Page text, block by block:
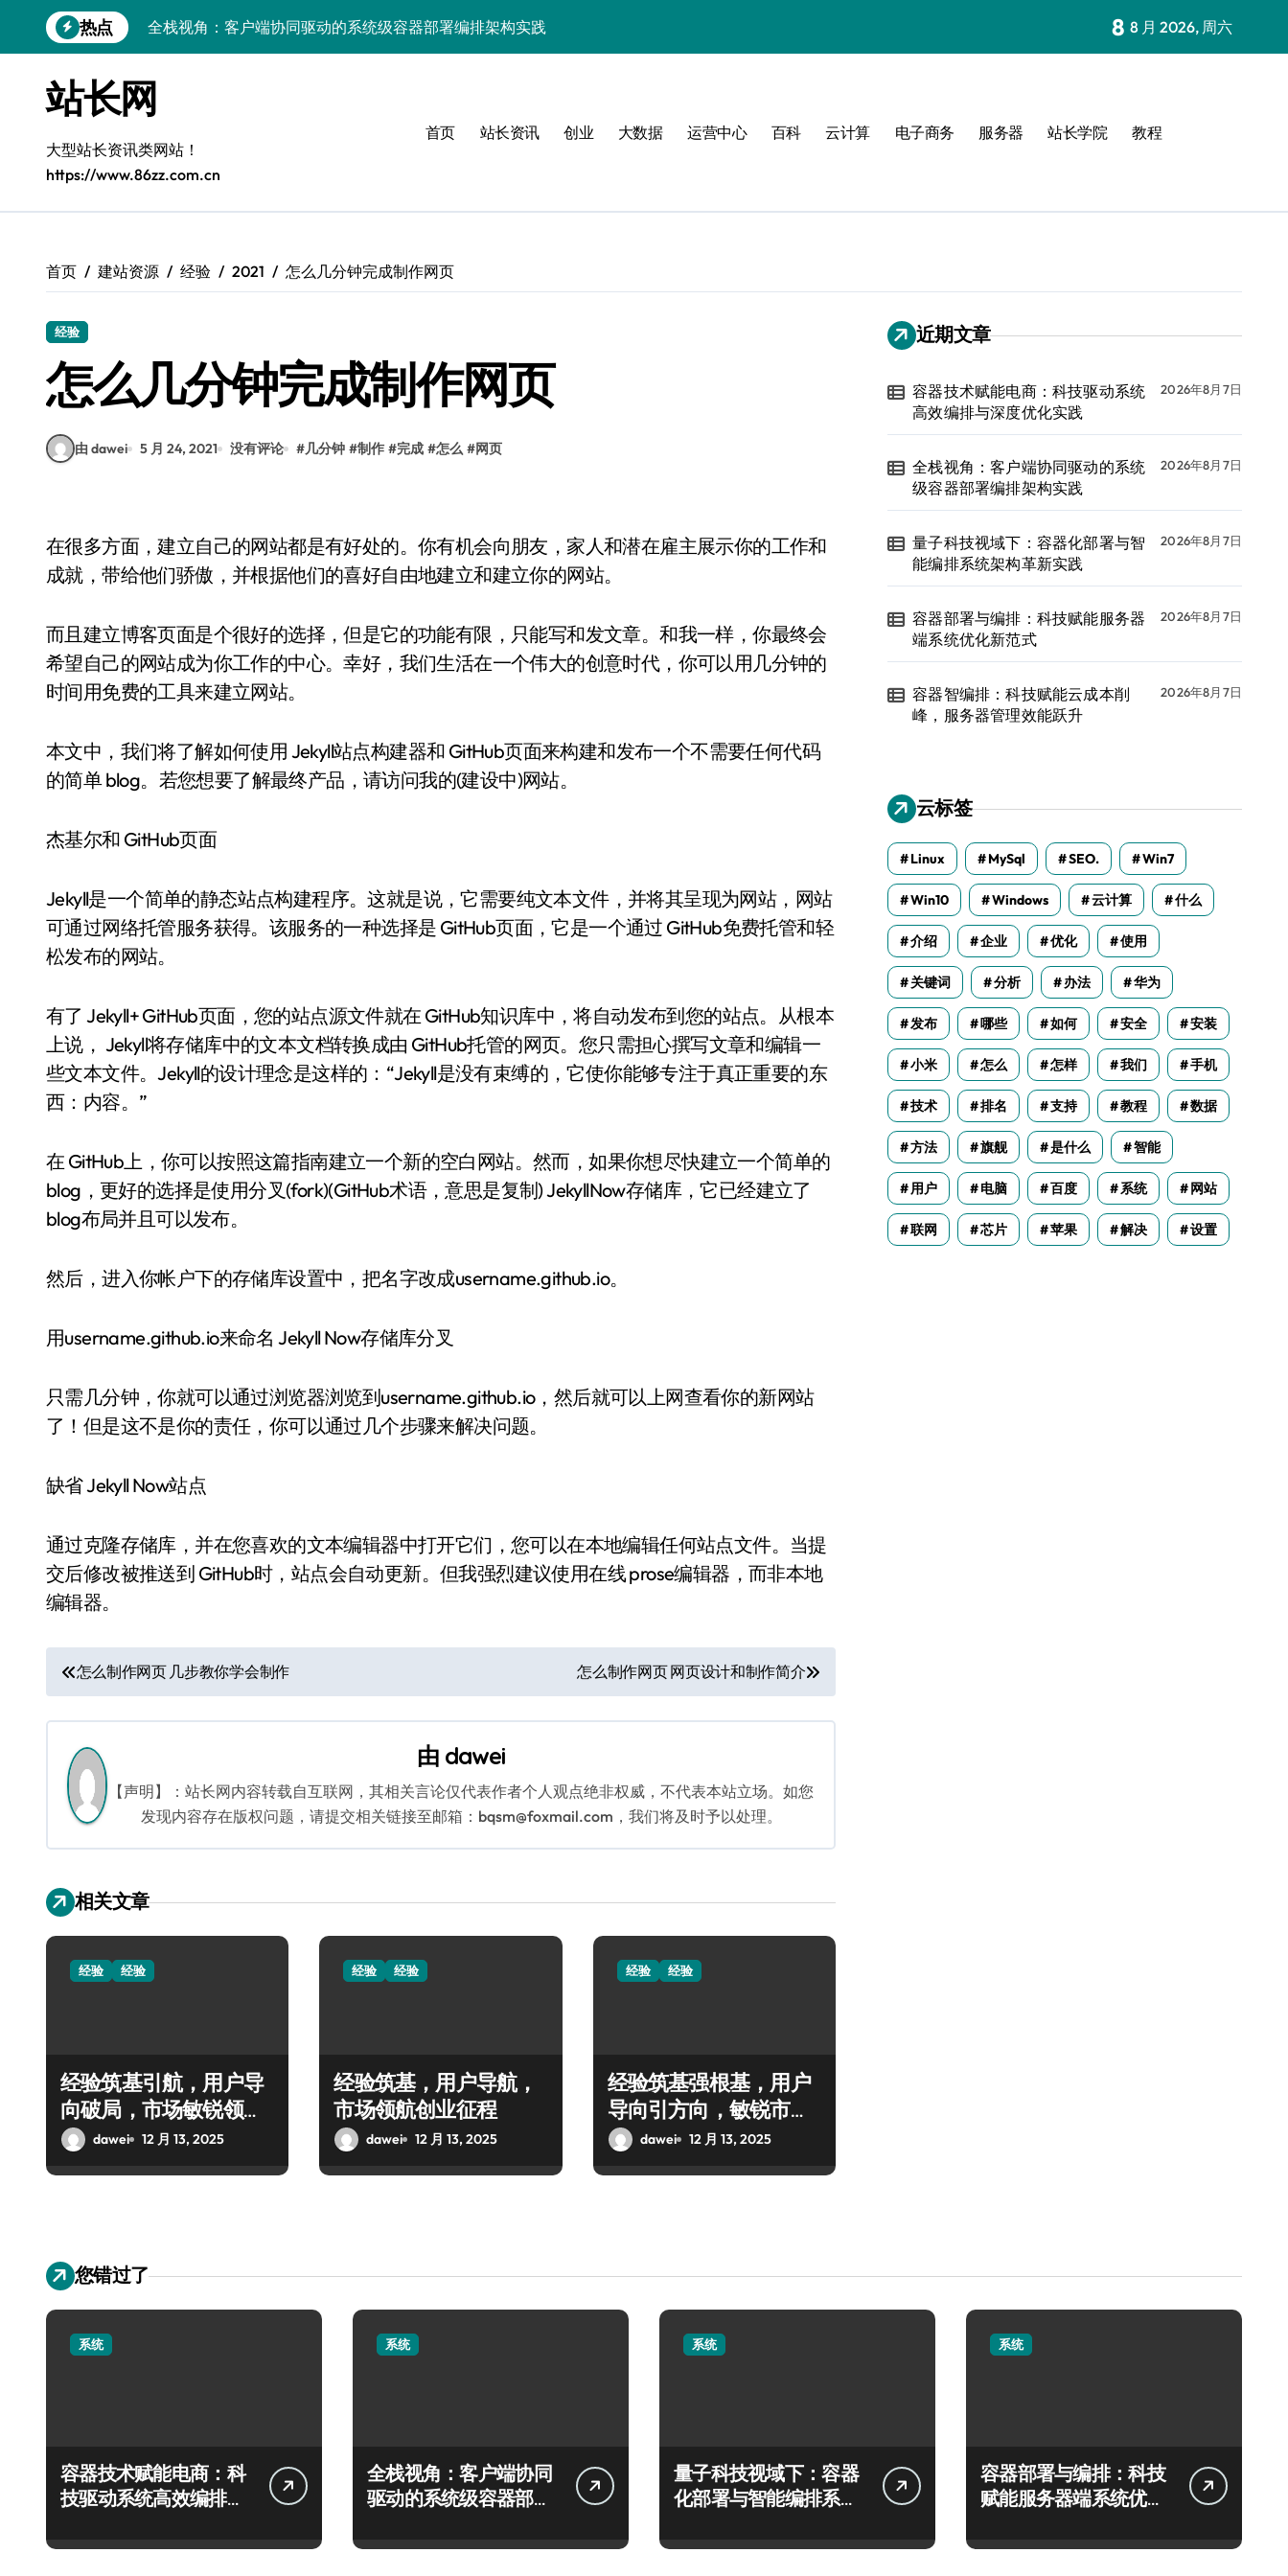
到
热点
全栈视角：客户端协同驱动的系统级容器部署编排架构实践
容器部署与编排：科技赋能服务器端系统优化新范式
容器智编排：科技赋能云成本削峰，服务器管理效能跃升
Windows前端开发环境高效搭建与运行库管理
Windows下大数据运行库高效部署与管理
容器化+K8s编排：视觉系统高效部署新范式
容器技术赋能电商：科技驱动系统高效编排与深度优化实践
8 8 月 2026, 周六
站长网
大型站长资讯类网站！
https://www.86zz.com.cn
首页 站长资讯 创业 大数据 运营中心 百科 云计算 电子商务 服务器 站长学院 教程
首页 建站资源 经验 2021 怎么几分钟完成制作网页
经验
怎么几分钟完成制作网页
由 dawei 5 月 24, 2021 没有评论 #几分钟 #制作 #完成 #怎么 #网页
在很多方面，建立自己的网站都是有好处的。你有机会向朋友，家人和潜在雇主展示你的工作和
成就，带给他们骄傲，并根据他们的喜好自由地建立和建立你的网站。
而且建立博客页面是个很好的选择，但是它的功能有限，只能写和发文章。和我一样，你最终会
希望自己的网站成为你工作的中心。幸好，我们生活在一个伟大的创意时代，你可以用几分钟的
时间用免费的工具来建立网站。
本文中，我们将了解如何使用 Jekyll站点构建器和 GitHub页面来构建和发布一个不需要任何代码
的简单 blog。若您想要了解最终产品，请访问我的(建设中)网站。
杰基尔和 GitHub页面
Jekyll是一个简单的静态站点构建程序。这就是说，它需要纯文本文件，并将其呈现为网站，网站
可通过网络托管服务获得。该服务的一种选择是 GitHub页面，它是一个通过 GitHub免费托管和轻
松发布的网站。
有了 Jekyll+ GitHub页面，您的站点源文件就在 GitHub知识库中，将自动发布到您的站点。从根本
上说， Jekyll将存储库中的文本文档转换成由 GitHub托管的网页。您只需担心撰写文章和编辑一
些文本文件。Jekyll的设计理念是这样的：“Jekyll是没有束缚的，它使你能够专注于真正重要的东
西：内容。”
在 GitHub上，你可以按照这篇指南建立一个新的空白网站。然而，如果你想尽快建立一个简单的
blog，更好的选择是使用分叉(fork)(GitHub术语，意思是复制) JekyllNow存储库，它已经建立了
blog布局并且可以发布。
然后，进入你帐户下的存储库设置中，把名字改成username.github.io。
用username.github.io来命名 Jekyll Now存储库分叉
只需几分钟，你就可以通过浏览器浏览到username.github.io，然后就可以上网查看你的新网站
了！但是这不是你的责任，你可以通过几个步骤来解决问题。
缺省 Jekyll Now站点
通过克隆存储库，并在您喜欢的文本编辑器中打开它们，您可以在本地编辑任何站点文件。当提
交后修改被推送到 GitHub时，站点会自动更新。但我强烈建议使用在线 prose编辑器，而非本地
编辑器。
文
章
导
航
怎么制作网页 几步教你学会制作 怎么制作网页 网页设计和制作简介
由 dawei
【声明】：站长网内容转载自互联网，其相关言论仅代表作者个人观点绝非权威，不代表本站立场。如您
发现内容存在版权问题，请提交相关链接至邮箱：bqsm@foxmail.com，我们将及时予以处理。
相关文章
经验 经验
经验筑基引航，用户导
向破局，市场敏锐领跑
创业路
dawei 12 月 13, 2025
经验 经验
经验筑基，用户导航，
市场领航创业征程
dawei 12 月 13, 2025
经验 经验
经验筑基强根基，用户
导向引方向，敏锐市场
定胜局
dawei 12 月 13, 2025
近期文章
容器技术赋能电商：科技驱动系统
高效编排与深度优化实践
2026年8月7日
全栈视角：客户端协同驱动的系统
级容器部署编排架构实践
2026年8月7日
量子科技视域下：容器化部署与智
能编排系统架构革新实践
2026年8月7日
容器部署与编排：科技赋能服务器
端系统优化新范式
2026年8月7日
容器智编排：科技赋能云成本削
峰，服务器管理效能跃升
2026年8月7日
云标签
Linux MySql SEO. Win7
Win10 Windows 云计算 什么
介绍 企业 优化 使用
关键词 分析 办法 华为
发布 哪些 如何 安全 安装
小米 怎么 怎样 我们 手机
技术 排名 支持 教程 数据
方法 旗舰 是什么 智能
用户 电脑 百度 系统 网站
联网 芯片 苹果 解决 设置
您错过了
系统
容器技术赋能电商：科
技驱动系统高效编排与
系统
全栈视角：客户端协同
驱动的系统级容器部署
系统
量子科技视域下：容器
化部署与智能编排系统
系统
容器部署与编排：科技
赋能服务器端系统优化